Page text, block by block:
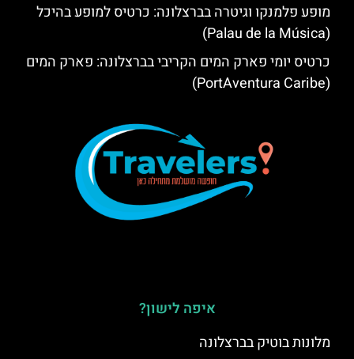
מופע פלמנקו וגיטרה בברצלונה: כרטיס למופע בהיכל
(Palau de la Música)
כרטיס יומי פארק המים הקריבי בברצלונה: פארק המים
(PortAventura Caribe)
איפה לישון?
מלונות בוטיק בברצלונה